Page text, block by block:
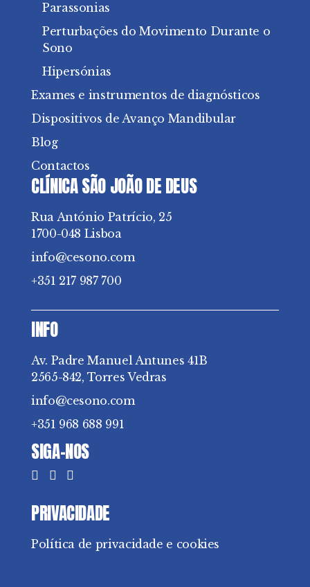
Parassonias
Perturbações do Movimento Durante o
Sono
Hipersónias
Exames e instrumentos de diagnósticos
Dispositivos de Avanço Mandibular
Blog
Contactos
CLÍNICA SÃO JOÃO DE DEUS
Rua António Patrício, 25
1700-048 Lisboa
info@cesono.com
+351 217 987 700
INFO
Av. Padre Manuel Antunes 41B
2565-842, Torres Vedras
info@cesono.com
+351 968 688 991
SIGA-NOS
PRIVACIDADE
Política de privacidade e cookies